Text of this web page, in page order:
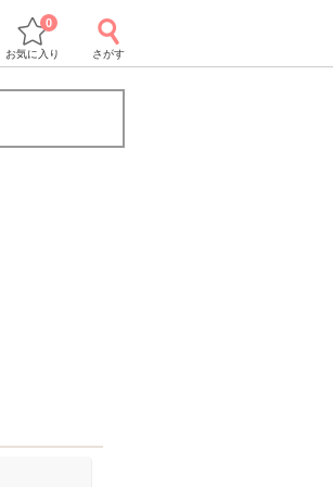
お気に入り
0
さがす